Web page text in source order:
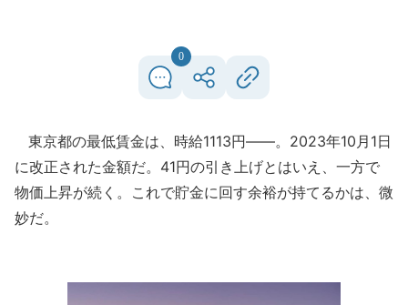
0
東京都の最低賃金は、時給1113円――。2023年10月1日
に改正された金額だ。41円の引き上げとはいえ、一方で
物価上昇が続く。これで貯金に回す余裕が持てるかは、微
妙だ。